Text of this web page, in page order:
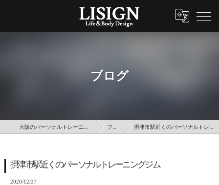
ブログ
大阪のパーソナルトレーニングはLISIGN ブログ 摂津市駅近くのパーソナルトレーニングジム
摂津市駅近くのパーソナルトレーニングジム
2020/12/27